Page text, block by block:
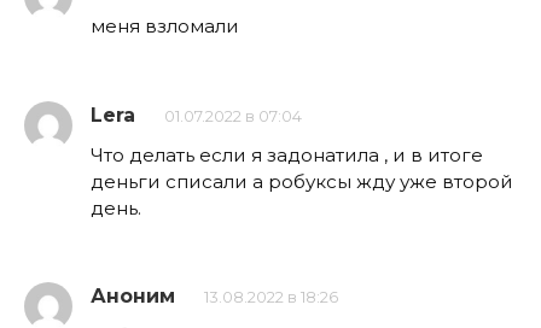
меня взломали
Lera 01.07.2022 в 07:04
Что делать если я задонатила , и в итоге
деньги списали а робуксы жду уже второй
день.
Аноним 13.08.2022 в 18:26